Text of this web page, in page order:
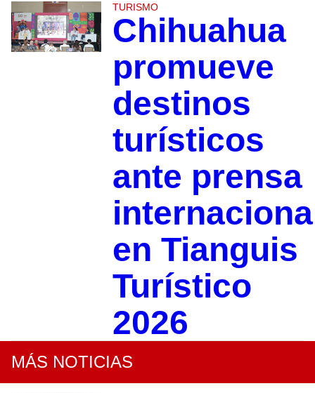
TURISMO
Chihuahua
promueve
destinos
turísticos
ante prensa
en Tianguis
Turístico
2026
MÁS NOTICIAS